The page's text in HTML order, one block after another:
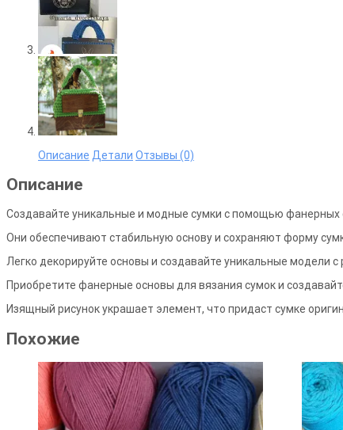
Описание Детали Отзывы (0)
Описание
Создавайте уникальные и модные сумки с помощью фанерных
Они обеспечивают стабильную основу и сохраняют форму
Легко декорируйте основы и создавайте уникальные модели
Приобретите фанерные основы для вязания сумок и
Изящный рисунок украшает элемент, что придаст сумке
Похожие